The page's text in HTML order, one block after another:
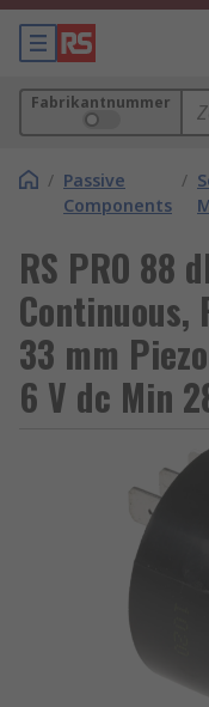
Fabrikantnummer
/ Passive
Components
/
RS PRO 88
Continuous,
33 mm
6 V dc Min